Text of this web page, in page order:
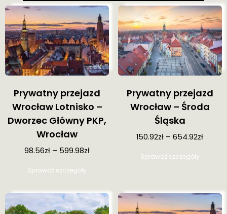
Prywatny przejazd
Wrocław Lotnisko –
Dworzec Główny PKP,
Wrocław
98.56zł – 599.98zł
Sprawdź szczegóły
wiele
wariantów.
Opcje
Prywatny przejazd
Wrocław – Środa
Śląska
150.92zł –654.92zł
Sprawdź szczegółyprodukt
Opcje
można